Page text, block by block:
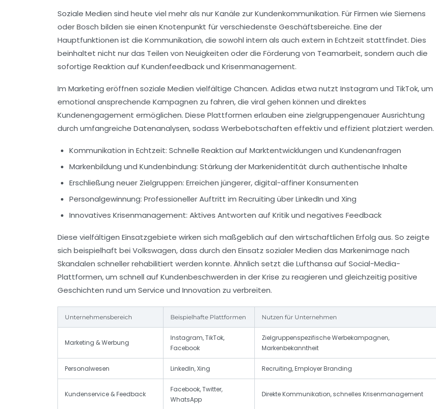
Soziale Medien sind heute viel mehr als nur Kanäle zur Kundenkommunikation. Für Firmen wie Siemens
oder Bosch bilden sie einen Knotenpunkt für verschiedenste Geschäftsbereiche. Eine der
Hauptfunktionen ist die Kommunikation, die sowohl intern als auch extern in Echtzeit stattfindet. Dies
beinhaltet nicht nur das Teilen von Neuigkeiten oder die Förderung von Teamarbeit, sondern auch die
sofortige Reaktion auf Kundenfeedback und Krisenmanagement.
Im Marketing eröffnen soziale Medien vielfältige Chancen. Adidas etwa nutzt Instagram und TikTok, um
emotional ansprechende Kampagnen zu fahren, die viral gehen können und direktes
Kundenengagement ermöglichen. Diese Plattformen erlauben eine zielgruppengenauer Ausrichtung
durch umfangreiche Datenanalysen, sodass Werbebotschaften effektiv und effizient platziert werden.
Kommunikation in Echtzeit: Schnelle Reaktion auf Marktentwicklungen und Kundenanfragen
Markenbildung und Kundenbindung: Stärkung der Markenidentität durch authentische Inhalte
Erschließung neuer Zielgruppen: Erreichen jüngerer, digital-affiner Konsumenten
Personalgewinnung: Professioneller Auftritt im Recruiting über LinkedIn und Xing
Innovatives Krisenmanagement: Aktives Antworten auf Kritik und negatives Feedback
Diese vielfältigen Einsatzgebiete wirken sich maßgeblich auf den wirtschaftlichen Erfolg aus. So zeigte
sich beispielhaft bei Volkswagen, dass durch den Einsatz sozialer Medien das Markenimage nach
Skandalen schneller rehabilitiert werden konnte. Ähnlich setzt die Lufthansa auf Social-Media-
Plattformen, um schnell auf Kundenbeschwerden in der Krise zu reagieren und gleichzeitig positive
Geschichten rund um Service und Innovation zu verbreiten.
Unternehmensbereich Beispielhafte Plattformen Nutzen für Unternehmen
Marketing & Werbung
Instagram, TikTok,
Facebook
Zielgruppenspezifische Werbekampagnen,
Markenbekanntheit
Personalwesen LinkedIn, Xing Recruiting, Employer Branding
Kundenservice & Feedback
Facebook, Twitter,
WhatsApp
Direkte Kommunikation, schnelles Krisenmanagement